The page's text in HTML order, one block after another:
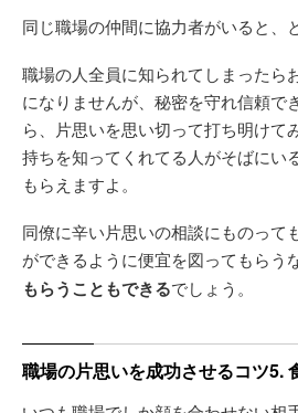
同じ職場の仲間に協力者がいると、
職場の人全員に知られてしまったら
になりませんが、秘密を守れ信頼で
ら、片思いを思い切って打ち明けて
持ちを知ってくれてる人がそばにい
もらえますよ。
同僚に辛い片思いの相談にものって
ができるように便宜を図ってもらうな
もらうこともできるでしょう。
職場の片思いを成功させるコツ5.